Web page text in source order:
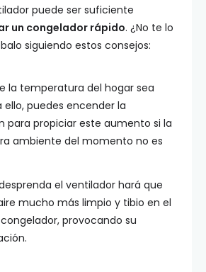
puede ser suficiente
un congelador rápido. ¿No te lo
siguiendo estos consejos:
la temperatura del hogar sea
ello, puedes encender la
para propiciar este aumento si la
ambiente del momento no es
el ventilador hará que
mucho más limpio y tibio en el
provocando su